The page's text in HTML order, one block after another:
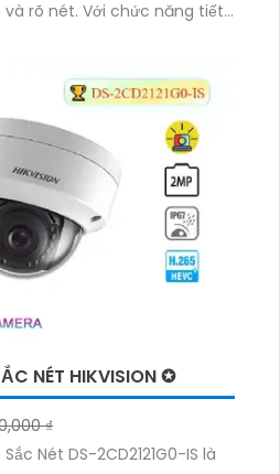
rõ nét. Với chức năng tiết
này thích hợp để lắp
rộng, với khả năng xoay
việc nâng cấp hệ thống
giờ hết. Cuối cùng,
zoom giám sát diện rộng,
chi tiết qua thiết bị này.
NÉT HIKVISION ✪
₫
Nét DS-2CD2121G0-IS là